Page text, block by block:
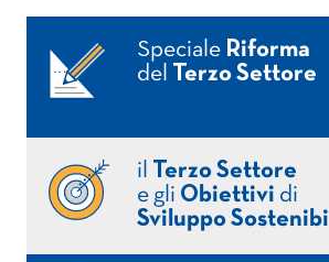
Speciale Riforma
del
Terzo Settore
il
Terzo Settore
e gli Obiettivi di
Sviluppo